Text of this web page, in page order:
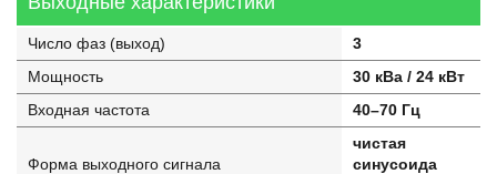
Число фаз (выход)
3
Мощность
30 кВа / 24 кВт
Входная частота
40–70 Гц
Форма выходного сигнала
чистая
синусоида